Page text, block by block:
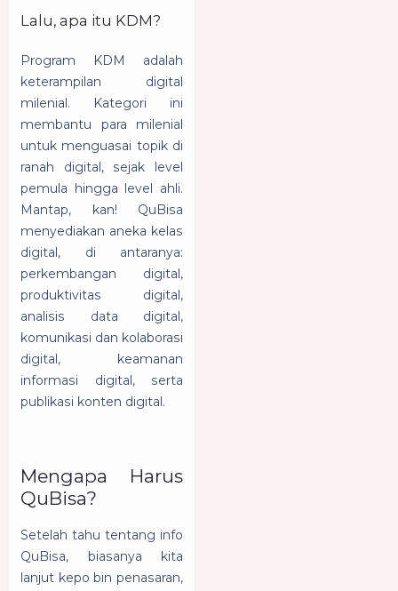
Lalu, apa itu KDM?
Program KDM adalah
keterampilan digital
milenial. Kategori ini
membantu para milenial
untuk menguasai topik di
ranah digital, sejak level
pemula hingga level ahli.
Mantap, kan! QuBisa
menyediakan aneka kelas
digital, di antaranya:
perkembangan digital,
produktivitas digital,
analisis data digital,
komunikasi dan kolaborasi
digital, keamanan
informasi digital, serta
publikasi konten digital.
Mengapa Harus
QuBisa?
Setelah tahu tentang info
QuBisa, biasanya kita
lanjut kepo bin penasaran,